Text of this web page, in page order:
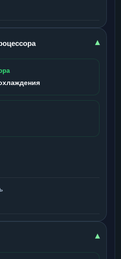
▾
▾